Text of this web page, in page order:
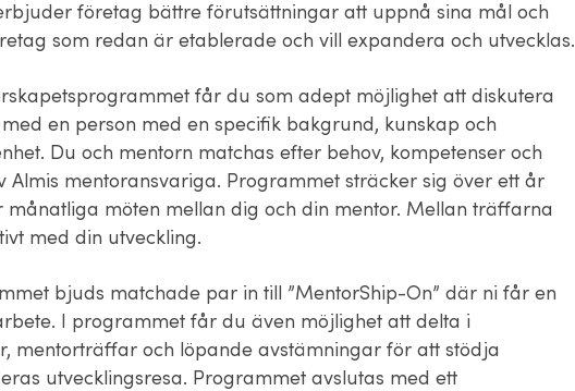
företag bättre förutsättningar att uppnå sina mål och
som redan är etablerade och vill expandera och utvecklas.
får du som adept möjlighet att diskutera
en person med en specifik bakgrund, kunskap och
Du och mentorn matchas efter behov, kompetenser och
Almis mentoransvariga. Programmet sträcker sig över ett år
månatliga möten mellan dig och din mentor. Mellan träffarna
med din utveckling.
bjuds matchade par in till ”MentorShip-On” där ni får en
I programmet får du även möjlighet att delta i
mentorträffar och löpande avstämningar för att stödja
utvecklingsresa. Programmet avslutas med ett